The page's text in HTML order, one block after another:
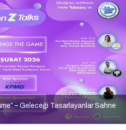
– Geleceği Tasarlayanlar Sahne